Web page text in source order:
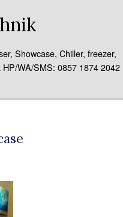
Showcase, Chiller, freezer,
WA/SMS: 0857 1874 2042